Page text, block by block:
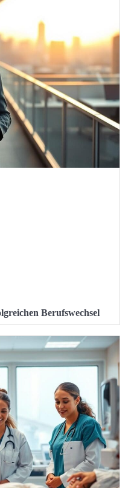
Berufswechsel